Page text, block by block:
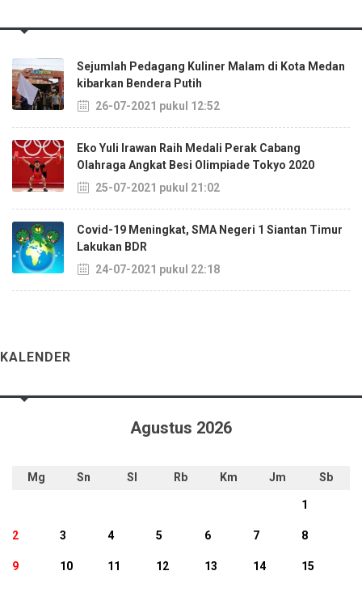
Sejumlah Pedagang Kuliner Malam di Kota Medan
kibarkan Bendera Putih
26-07-2021 pukul 12:52
Eko Yuli Irawan Raih Medali Perak Cabang
Olahraga Angkat Besi Olimpiade Tokyo 2020
25-07-2021 pukul 21:02
Covid-19 Meningkat, SMA Negeri 1 Siantan Timur
Lakukan BDR
24-07-2021 pukul 22:18
KALENDER
Agustus 2026
Mg Sn Sl Rb Km Jm Sb
1
2 3 4 5 6 7 8
9 10 11 12 13 14 15